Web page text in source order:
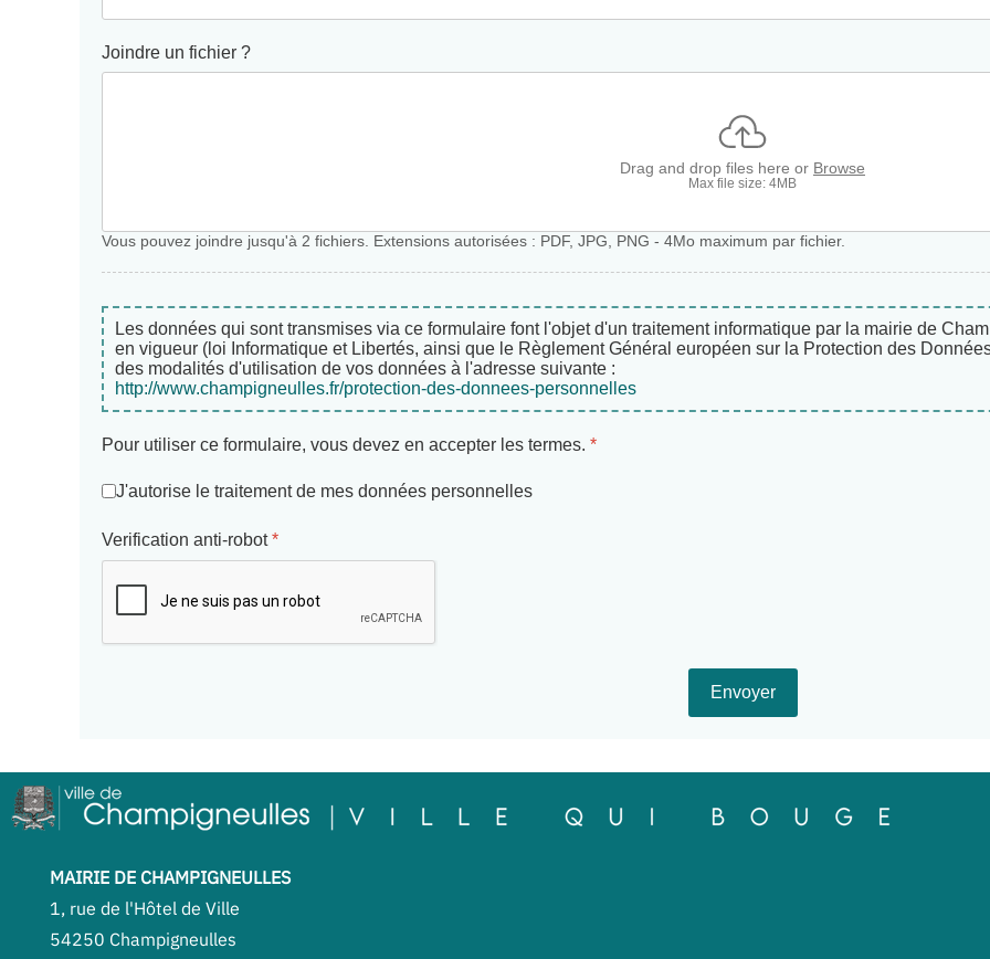
Joindre un fichier ?
Drag and drop files here or Browse
Max file size: 4MB
Vous pouvez joindre jusqu'à 2 fichiers. Extensions autorisées : PDF, JPG, PNG - 4Mo maximum par fichier.
Les données qui sont transmises via ce formulaire font l'objet d'un traitement informatique par la mairie de
en vigueur (loi Informatique et Libertés, ainsi que le Règlement Général européen sur la Protection des
des modalités d'utilisation de vos données à l'adresse suivante :
http://www.champigneulles.fr/protection-des-donnees-personnelles
Pour utiliser ce formulaire, vous devez en accepter les termes. *
J'autorise le traitement de mes données personnelles
Verification anti-robot*
Envoyer
MAIRIE DE CHAMPIGNEULLES
1, rue de l'Hôtel de Ville
54250 Champigneulles